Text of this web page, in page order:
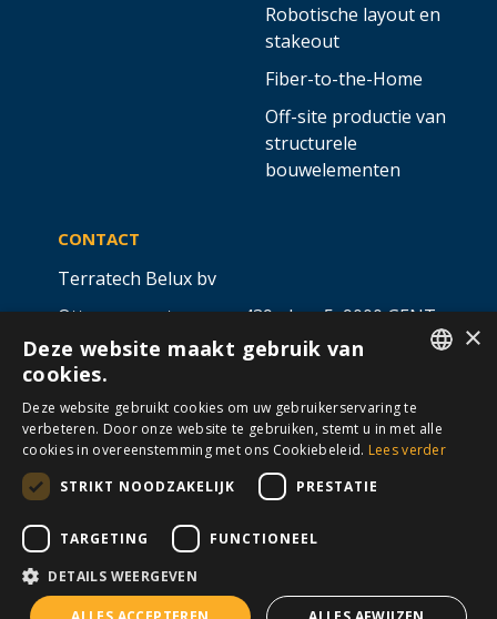
Robotische layout en
stakeout
Fiber-to-the-Home
Off-site productie van
structurele
bouwelementen
CONTACT
Terratech Belux bv
Ottergemsesteenweg 439 - bus 5,9000 GENT
info@allterra-belux.com+32 9 430 25 30
BE1009.467.122
VOLG ONS OP ​ ​
Algemene voorwaarden Cookies
Disclaimer
FRENCH
×
Deze website maakt gebruik van
cookies.
Deze website gebruikt cookies om uw gebruikerservaring te
verbeteren. Door onze website te gebruiken, stemt u in met alle
cookies in overeenstemming met ons Cookiebeleid. Lees verder
STRIKT NOODZAKELIJK
PRESTATIE
TARGETING FUNCTIONEEL
DETAILS WEERGEVEN